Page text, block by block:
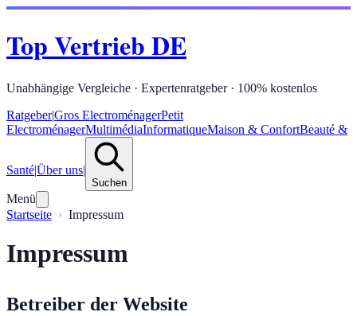
Top Vertrieb DE
Unabhängige Vergleiche · Expertenratgeber · 100% kostenlos
Ratgeber|Gros ElectroménagerPetit
ElectroménagerMultimédiaInformatiqueMaison & ConfortBeauté &
Santé|Über uns|
Suchen
Menü
Startseite
Impressum
Impressum
Betreiber der Website